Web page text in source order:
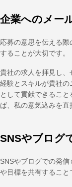
企業へのメー
応募の意思を伝える
することが大切です。
貴社の求人を拝見し
経験とスキルが貴社
として貢献できるこ
ば、私の意気込みを直
SNSやブログ
SNSやブログでの発
や目標を共有すること